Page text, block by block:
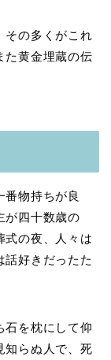
その多くがこれ
た黄金埋蔵の伝
番物持ちが良
が四十数歳の
式の夜、人々は
話好きだったた
石を枕にして仰
知らぬ人で、死